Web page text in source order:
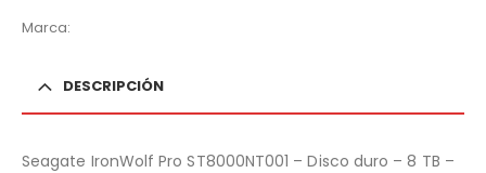
Marca:
DESCRIPCIÓN
Seagate IronWolf Pro ST8000NT001 – Disco duro – 8 TB –